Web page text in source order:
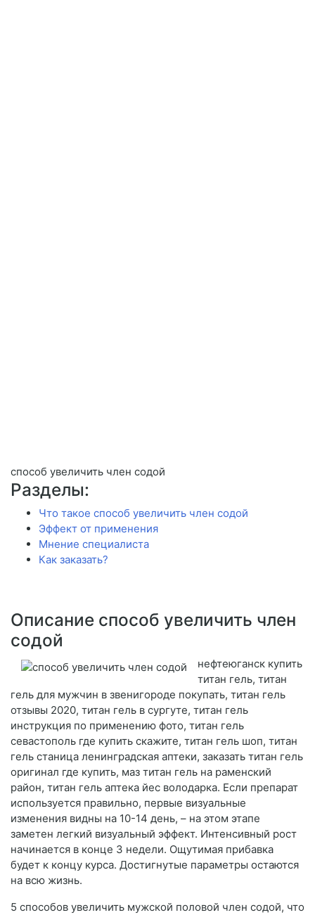
способ увеличить член содой
Разделы:
Что такое способ увеличить член содой
Эффект от применения
Мнение специалиста
Как заказать?
Описание способ увеличить член
содой
нефтеюганск купить
титан гель, титан
гель для мужчин в звенигороде покупать, титан гель
отзывы 2020, титан гель в сургуте, титан гель
инструкция по применению фото, титан гель
севастополь где купить скажите, титан гель шоп, титан
гель станица ленинградская аптеки, заказать титан гель
оригинал где купить, маз титан гель на раменский
район, титан гель аптека йес володарка. Если препарат
используется правильно, первые визуальные
изменения видны на 10-14 день, – на этом этапе
заметен легкий визуальный эффект. Интенсивный рост
начинается в конце 3 недели. Ощутимая прибавка
будет к концу курса. Достигнутые параметры остаются
на всю жизнь.
5 способов увеличить мужской половой член содой, что